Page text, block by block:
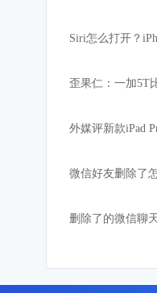
Siri怎么打开？
歪果仁：一加5T
外媒评新款iPad